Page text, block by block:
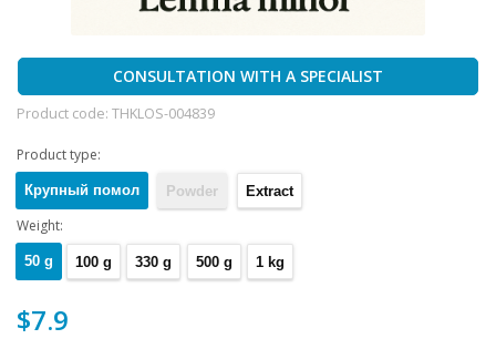
CONSULTATION WITH A SPECIALIST
Product code: THKLOS-004839
Product type:
Крупный помол Powder Extract
Weight:
50 g 100 g 330 g 500 g 1 kg
$7.9